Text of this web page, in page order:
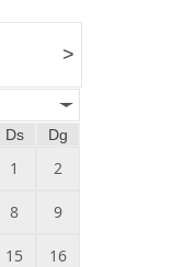
>
Ds Dg
1 2
8 9
15 16